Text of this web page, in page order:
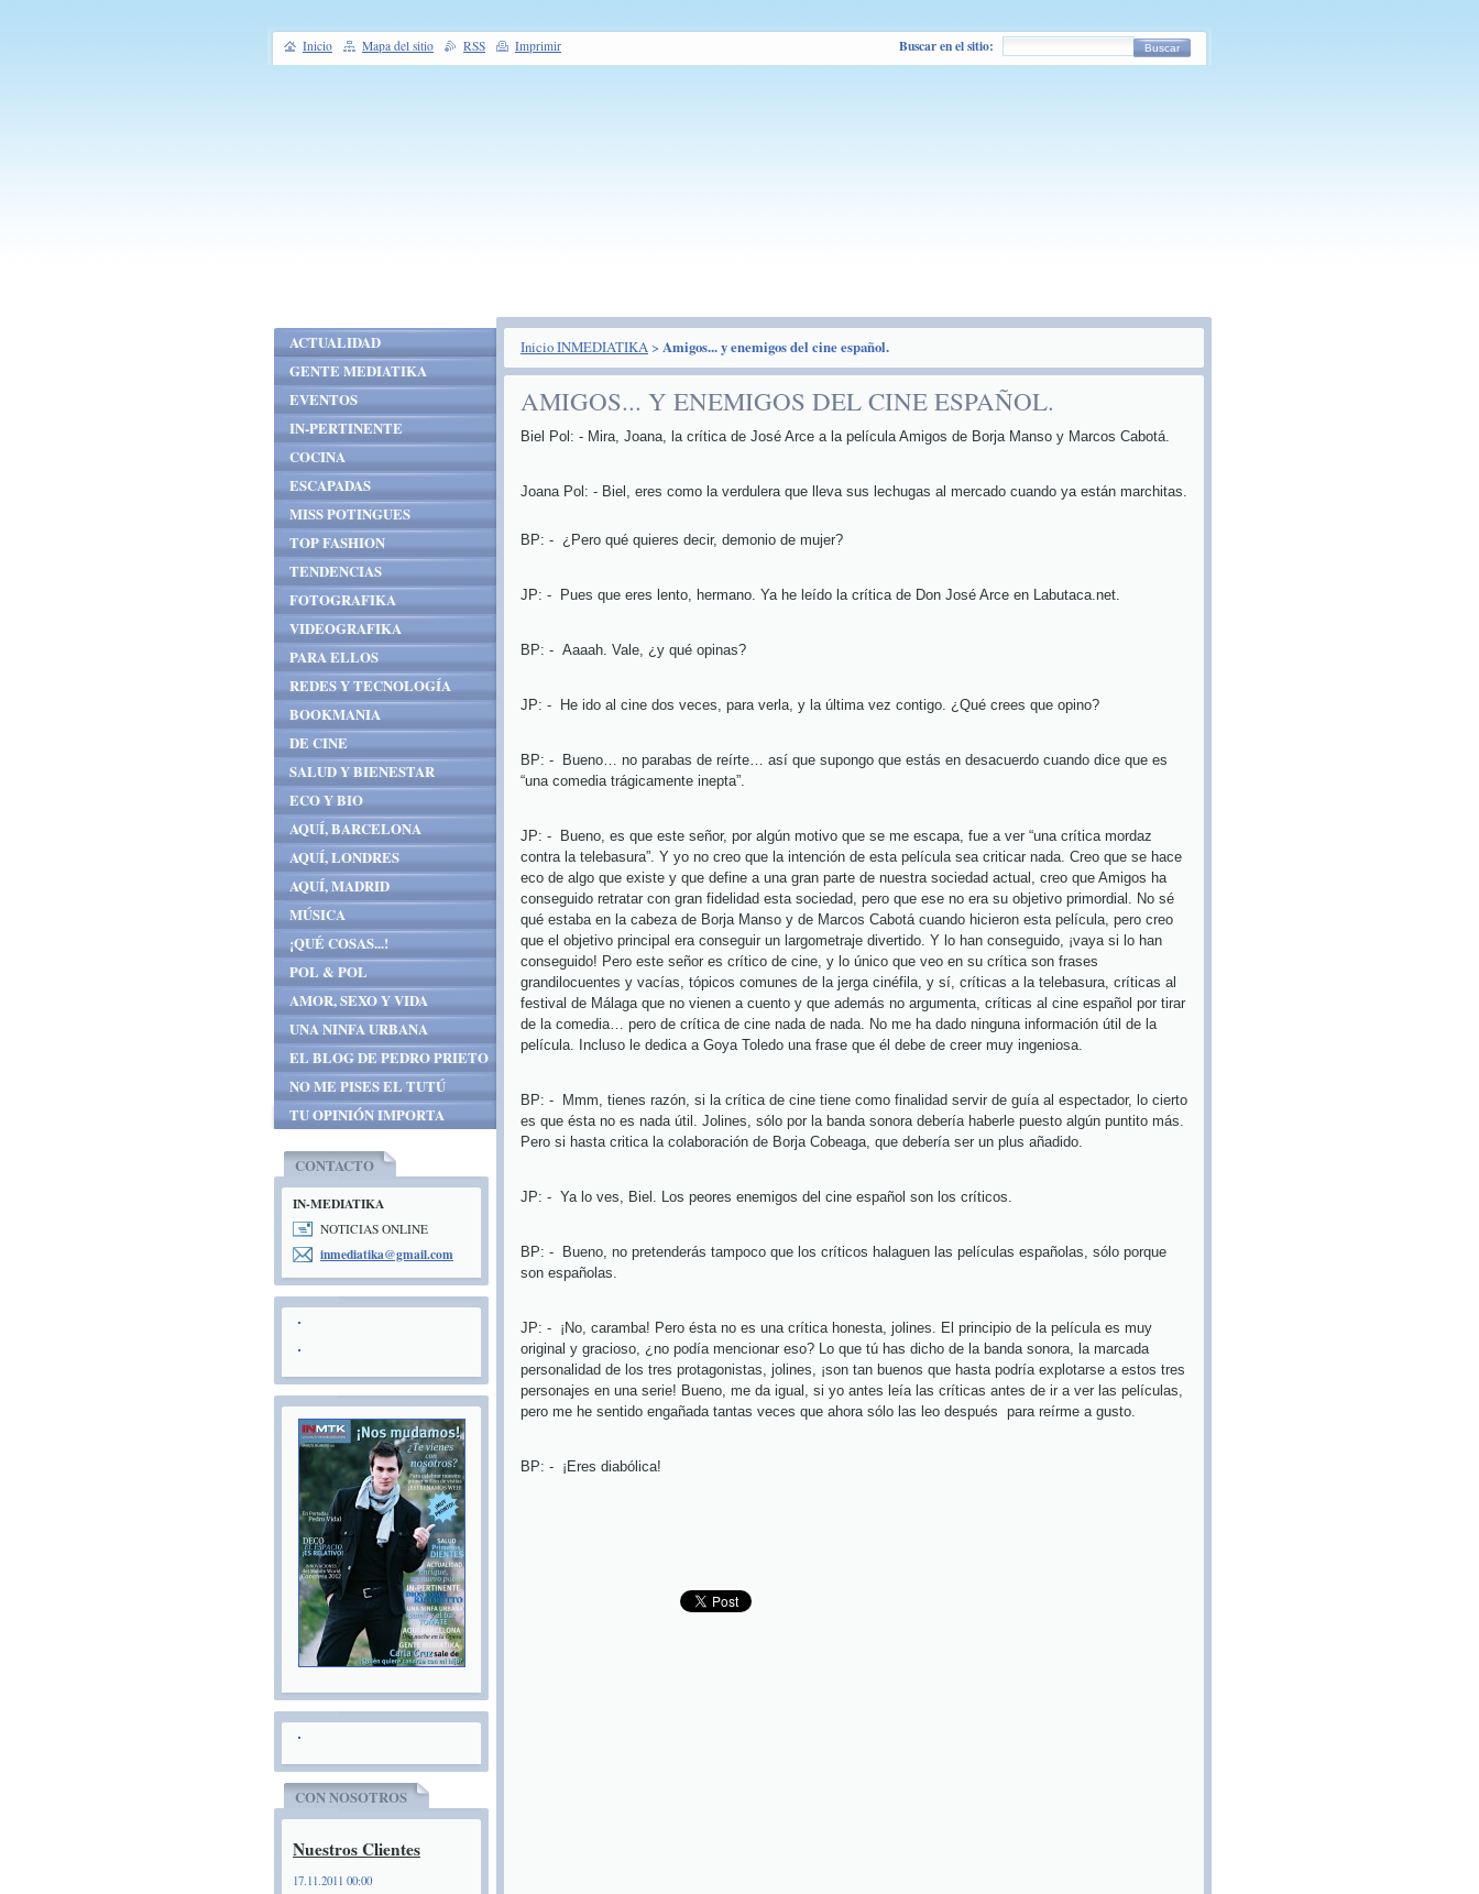
Inicio INMEDIATIKA> Amigos... y enemigos del cine español.
AMIGOS... Y ENEMIGOS DEL CINE ESPAÑOL.
Biel Pol: - Mira, Joana, la crítica de José Arce a la película Amigos de Borja Manso y Marcos Cabotá.
Joana Pol: - Biel, eres como la verdulera que lleva sus lechugas al mercado cuando ya están marchitas.
BP: - ¿Pero qué quieres decir, demonio de mujer?
JP: - Pues que eres lento, hermano. Ya he leído la crítica de Don José Arce en Labutaca.net.
BP: - Aaaah. Vale, ¿y qué opinas?
JP: - He ido al cine dos veces, para verla, y la última vez contigo. ¿Qué crees que opino?
BP: -
Bueno… no parabas de reírte… así que supongo que estás en desacuerdo cuando dice que es
“una comedia trágicamente inepta”.
JP: -
Bueno, es que este señor, por algún motivo que se me escapa, fue a ver “una crítica mordaz
contra la telebasura”. Y yo no creo que la intención de esta película sea criticar nada. Creo que se hace
eco de algo que existe y que define a una gran parte de nuestra sociedad actual, creo que Amigos ha
conseguido retratar con gran fidelidad esta sociedad, pero que ese no era su objetivo primordial. No sé
qué estaba en la cabeza de Borja Manso y de Marcos Cabotá cuando hicieron esta película, pero creo
que el objetivo principal era conseguir un largometraje divertido. Y lo han conseguido, ¡vaya si lo han
conseguido! Pero este señor es crítico de cine, y lo único que veo en su crítica son frases
grandilocuentes y vacías, tópicos comunes de la jerga cinéfila, y sí, críticas a la telebasura, críticas al
festival de Málaga que no vienen a cuento y que además no argumenta, críticas al cine español por tirar
de la comedia… pero de crítica de cine nada de nada. No me ha dado ninguna información útil de la
película. Incluso le dedica a Goya Toledo una frase que él debe de creer muy ingeniosa.
BP: -
Mmm, tienes razón, si la crítica de cine tiene como finalidad servir de guía al espectador, lo cierto
es que ésta no es nada útil. Jolines, sólo por la banda sonora debería haberle puesto algún puntito más.
Pero si hasta critica la colaboración de Borja Cobeaga, que debería ser un plus añadido.
JP: - Ya lo ves, Biel. Los peores enemigos del cine español son los críticos.
BP: -
Bueno, no pretenderás tampoco que los críticos halaguen las películas españolas, sólo porque
son españolas.
JP: - ¡No, caramba! Pero ésta no es una crítica honesta, jolines. El principio de la película es muy
original y gracioso, ¿no podía mencionar eso? Lo que tú has dicho de la banda sonora, la marcada
personalidad de los tres protagonistas, jolines, ¡son tan buenos que hasta podría explotarse a estos tres
personajes en una serie! Bueno, me da igual, si yo antes leía las críticas antes de ir a ver las películas,
pero me he sentido engañada tantas veces que ahora sólo las leo después para reírme a gusto.
BP: - ¡Eres diabólica!
ACTUALIDAD
GENTE MEDIATIKA
EVENTOS
IN-PERTINENTE
COCINA
ESCAPADAS
MISS POTINGUES
TOP FASHION
TENDENCIAS
FOTOGRAFIKA
VIDEOGRAFIKA
PARA ELLOS
REDES Y TECNOLOGÍA
BOOKMANIA
DE CINE
SALUD Y BIENESTAR
ECO Y BIO
AQUÍ, BARCELONA
AQUÍ, LONDRES
AQUÍ, MADRID
MÚSICA
¡QUÉ COSAS...!
POL & POL
AMOR, SEXO Y VIDA
UNA NINFA URBANA
EL BLOG DE PEDRO PRIETO
NO ME PISES EL TUTÚ
TU OPINIÓN IMPORTA
CONTACTO
IN-MEDIATIKA
NOTICIAS ONLINE
inmediatika@gmail.com
CON NOSOTROS
Nuestros Clientes
17.11.2011 00:00
Inicio Mapa del sitio RSS Imprimir Buscar en el sitio: Buscar